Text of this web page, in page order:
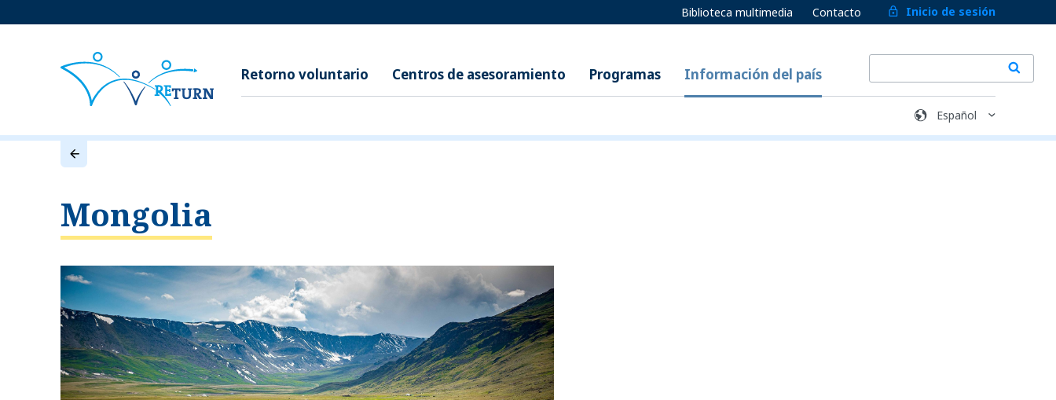
Biblioteca multimedia Contacto Inicio de sesión
Retorno voluntario Centros de asesoramiento Programas Información del país
Mongolia